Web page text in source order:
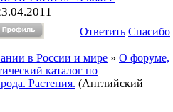
Ответить Спасибо
в России и мире » О форуме,
каталог по
Растения. (Английский